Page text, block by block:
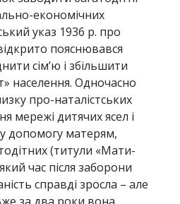
економічних
указ 1936 р. про
пояснювався
сім’ю і збільшити
населення. Одночасно
про-наталістських
мережі дитячих ясел і
допомогу матерям,
(титули «Мати-
час після заборони
справді зросла – але